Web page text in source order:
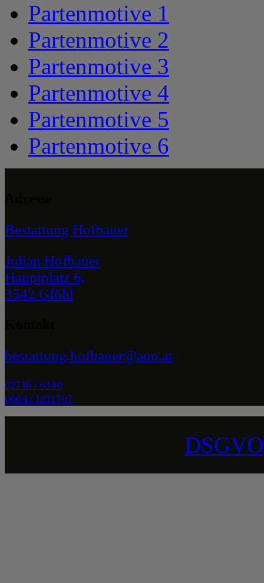
Partenmotive 1
Partenmotive 2
Partenmotive 3
Partenmotive 4
Partenmotive 5
Partenmotive 6
Bestattung Hofbauer
Julian Hofbauer
Hauptplatz 6,
3542 Gföhl
bestattung.hofbauer@aon.at
02716 / 6340
0664 / 1231707
DSGVO